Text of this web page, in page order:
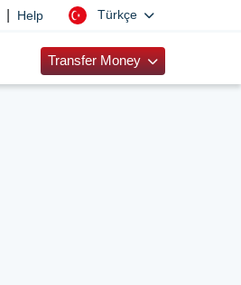
Help Türkçe
Transfer Money